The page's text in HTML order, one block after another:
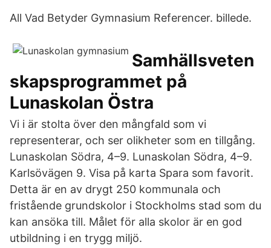
All Vad Betyder Gymnasium Referencer. billede.
Samhällsveten
skapsprogrammet på
Lunaskolan Östra
Vi i är stolta över den mångfald som vi
representerar, och ser olikheter som en tillgång.
Lunaskolan Södra, 4–9. Lunaskolan Södra, 4–9.
Karlsövägen 9. Visa på karta Spara som favorit.
Detta är en av drygt 250 kommunala och
fristående grundskolor i Stockholms stad som du
kan ansöka till. Målet för alla skolor är en god
utbildning i en trygg miljö.